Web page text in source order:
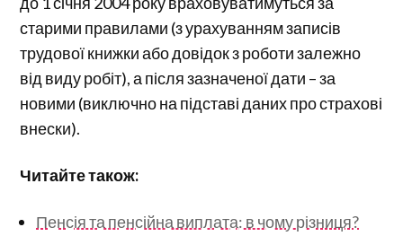
старими правилами (з урахуванням записів
трудової книжки або довідок з роботи залежно
від виду робіт), а після зазначеної дати – за
новими (виключно на підставі даних про страхові
внески).
Читайте також:
Пенсія та пенсійна виплата: в чому різниця?